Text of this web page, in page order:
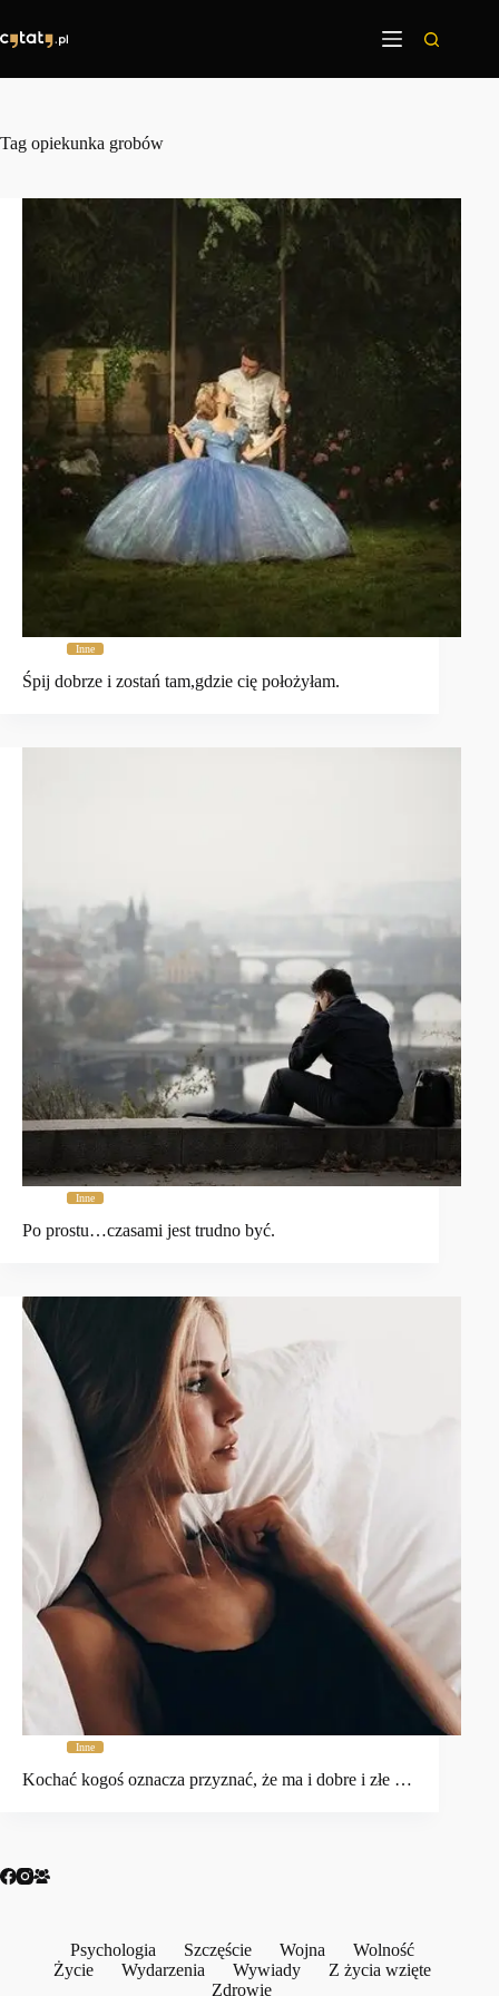
treści
Tag opiekunka grobów
Inne
Śpij dobrze i zostań tam,gdzie cię położyłam.
Inne
Po prostu…czasami jest trudno być.
Inne
Kochać kogoś oznacza przyznać, że ma i dobre i złe …
Psychologia Szczęście Wojna
Wolność
Życie
Wydarzenia Wywiady
Z życia wzięte
Zdrowie